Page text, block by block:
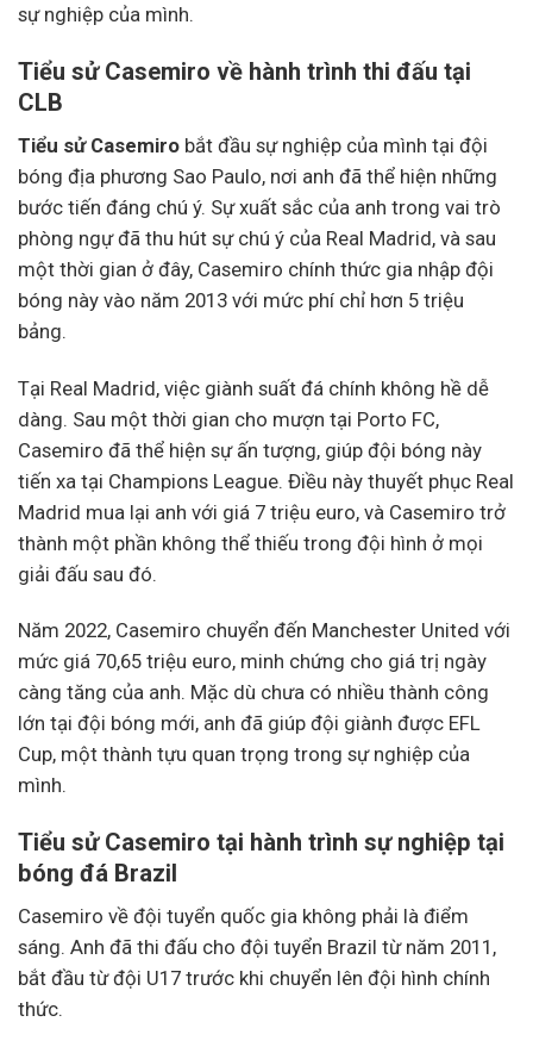
sự nghiệp của mình.
Tiểu sử Casemiro về hành trình thi đấu tại
CLB
Tiểu sử Casemiro bắt đầu sự nghiệp của mình tại đội
bóng địa phương Sao Paulo, nơi anh đã thể hiện những
bước tiến đáng chú ý. Sự xuất sắc của anh trong vai trò
phòng ngự đã thu hút sự chú ý của Real Madrid, và sau
một thời gian ở đây, Casemiro chính thức gia nhập đội
bóng này vào năm 2013 với mức phí chỉ hơn 5 triệu
bảng.
Tại Real Madrid, việc giành suất đá chính không hề dễ
dàng. Sau một thời gian cho mượn tại Porto FC,
Casemiro đã thể hiện sự ấn tượng, giúp đội bóng này
tiến xa tại Champions League. Điều này thuyết phục Real
Madrid mua lại anh với giá 7 triệu euro, và Casemiro trở
thành một phần không thể thiếu trong đội hình ở mọi
giải đấu sau đó.
Năm 2022, Casemiro chuyển đến Manchester United với
mức giá 70,65 triệu euro, minh chứng cho giá trị ngày
càng tăng của anh. Mặc dù chưa có nhiều thành công
lớn tại đội bóng mới, anh đã giúp đội giành được EFL
Cup, một thành tựu quan trọng trong sự nghiệp của
mình.
Tiểu sử Casemiro tại hành trình sự nghiệp tại
bóng đá Brazil
Casemiro về đội tuyển quốc gia không phải là điểm
sáng. Anh đã thi đấu cho đội tuyển Brazil từ năm 2011,
bắt đầu từ đội U17 trước khi chuyển lên đội hình chính
thức.